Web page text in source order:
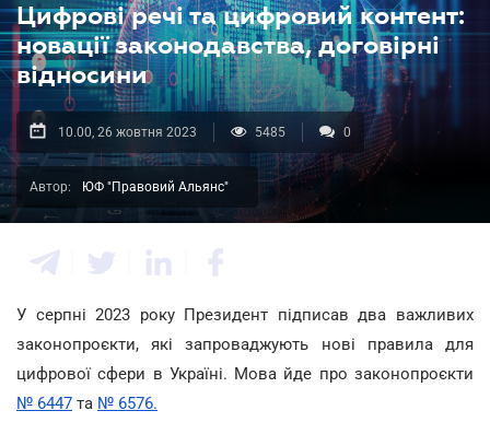
Цифрові речі та цифровий контент:
новації законодавства, договірні
відносини
10.00, 26 жовтня 2023 5485 0
Автор: ЮФ "Правовий Альянс"
У серпні 2023 року Президент підписав два важливих
законопроєкти, які запроваджують нові правила для
цифрової сфери в Україні. Мова йде про законопроєкти
№ 6447 та № 6576.